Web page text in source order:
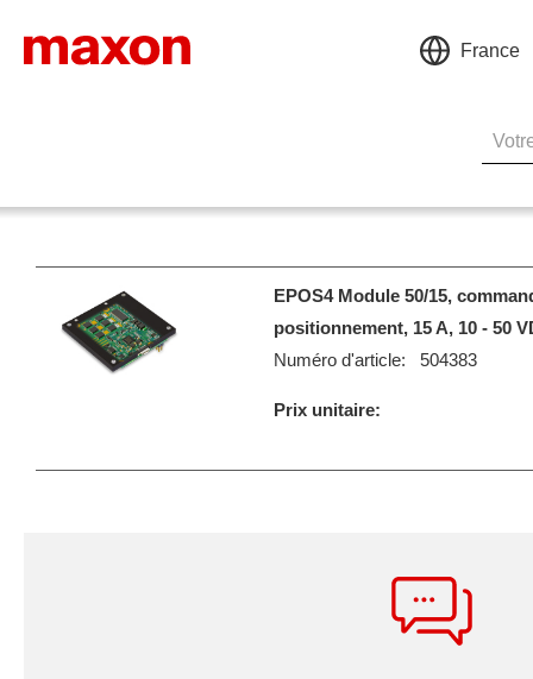
France
EPOS4 Module 50/15,
positionnement, 15 A, 10 - 50
Numéro d'article:
504383
Prix unitaire: